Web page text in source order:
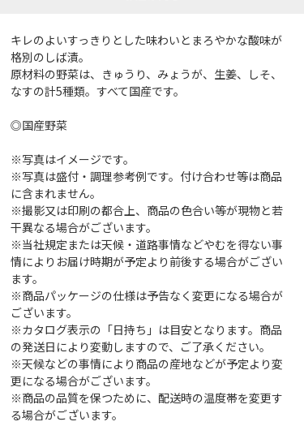
キレのよいすっきりとした味わいとまろやかな酸味が
格別のしば漬。
原材料の野菜は、きゅうり、みょうが、生姜、しそ、
なすの計5種類。すべて国産です。
◎国産野菜
※写真はイメージです。
※写真は盛付・調理参考例です。付け合わせ等は商品
に含まれません。
※撮影又は印刷の都合上、商品の色合い等が現物と若
干異なる場合がございます。
※当社規定または天候・道路事情などやむを得ない事
情によりお届け時期が予定より前後する場合がござい
ます。
※商品パッケージの仕様は予告なく変更になる場合が
ございます。
※カタログ表示の「日持ち」は目安となります。商品
の発送日により変動しますので、ご了承ください。
※天候などの事情により商品の産地などが予定より変
更になる場合がございます。
※商品の品質を保つために、配送時の温度帯を変更す
る場合がございます。